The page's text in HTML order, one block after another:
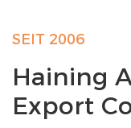
SEIT 2006
Haining
Export